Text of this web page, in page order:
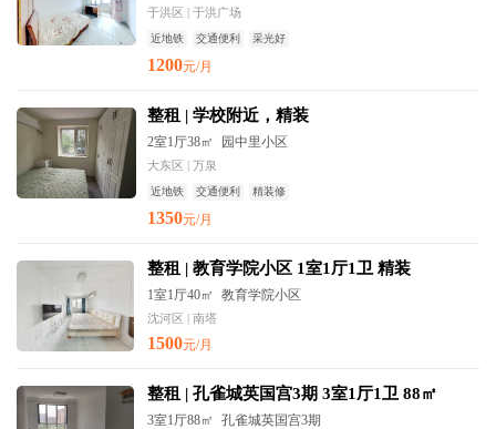
于洪区 | 于洪广场
近地铁 交通便利 采光好
1200元/月
整租 | 学校附近，精装
2室1厅38㎡ 园中里小区
大东区 | 万泉
近地铁 交通便利 精装修
1350元/月
整租 | 教育学院小区 1室1厅1卫 精装
1室1厅40㎡ 教育学院小区
沈河区 | 南塔
1500元/月
整租 | 孔雀城英国宫3期 3室1厅1卫 88㎡
3室1厅88㎡ 孔雀城英国宫3期